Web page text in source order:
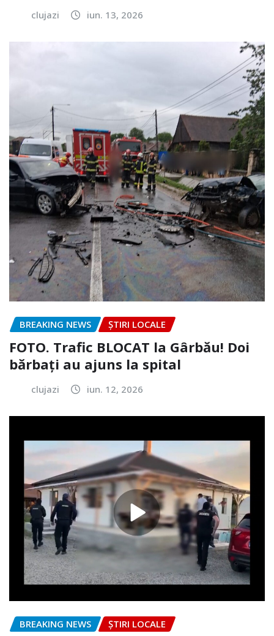
clujazi iun. 13, 2026
BREAKING NEWS ȘTIRI LOCALE
FOTO. Trafic BLOCAT la Gârbău! Doi
bărbați au ajuns la spital
clujazi iun. 12, 2026
BREAKING NEWS ȘTIRI LOCALE